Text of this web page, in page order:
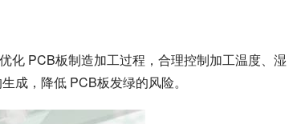
化 PCB板制造加工过程，合理控制加工温度、湿
成，降低 PCB板发绿的风险。